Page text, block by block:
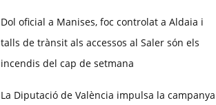
Dol oficial a Manises, foc controlat a Aldaia i
talls de trànsit als accessos al Saler són els
incendis del cap de setmana
La Diputació de València impulsa la campanya